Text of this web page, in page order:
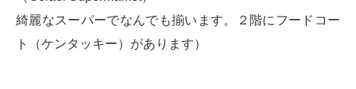
綺麗なスーパーでなんでも揃います。２階にフードコー
ト（ケンタッキー）があります）